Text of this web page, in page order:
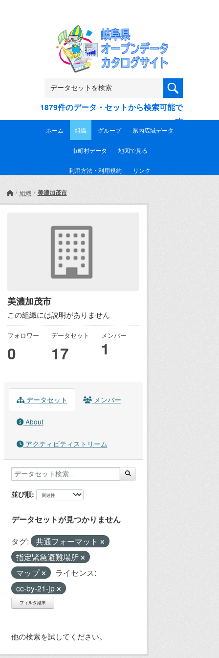
1879件のデータ・セットから検索可能で
す
ホーム 組織 グループ 県内広域データ
市町村データ 地図で見る
利用方法・利用規約 リンク
組織 美濃加茂市
美濃加茂市
この組織には説明がありません
フォロワー
0
データセット
17
メンバー
1
データセット メンバー
About
アクティビティストリーム
並び順
データセットが見つかりません
タグ:
共通フォーマット
指定緊急避難場所
マップ
ライセンス:
cc-by-21-jp
フィルタ結果
他の検索を試してください。